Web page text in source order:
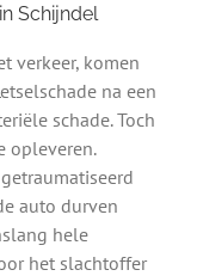
Schijndel
verkeer, komen
na een
schade. Toch
opleveren.
auto durven
hele
het slachtoffer